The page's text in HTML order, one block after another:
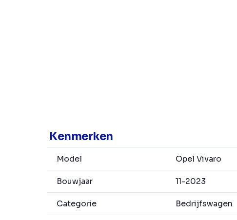
Kenmerken
Model Opel Vivaro
Bouwjaar 11-2023
Categorie Bedrijfswagen